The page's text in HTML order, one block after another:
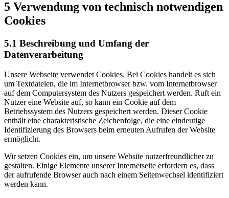
5 Verwendung von technisch notwendigen
Cookies
5.1 Beschreibung und Umfang der
Datenverarbeitung
Unsere Webseite verwendet Cookies. Bei Cookies handelt es sich
um Textdateien, die im Internetbrowser bzw. vom Internetbrowser
auf dem Computersystem des Nutzers gespeichert werden. Ruft ein
Nutzer eine Website auf, so kann ein Cookie auf dem
Betriebssystem des Nutzers gespeichert werden. Dieser Cookie
enthält eine charakteristische Zeichenfolge, die eine eindeutige
Identifizierung des Browsers beim erneuten Aufrufen der Website
ermöglicht.
Wir setzen Cookies ein, um unsere Website nutzerfreundlicher zu
gestalten. Einige Elemente unserer Internetseite erfordern es, dass
der aufrufende Browser auch nach einem Seitenwechsel identifiziert
werden kann.